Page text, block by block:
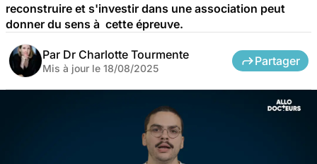
reconstruire et s'investir dans une association peut
donner du sens à cette épreuve.
Par Dr Charlotte Tourmente
Mis à jour le 18/08/2025
Partager